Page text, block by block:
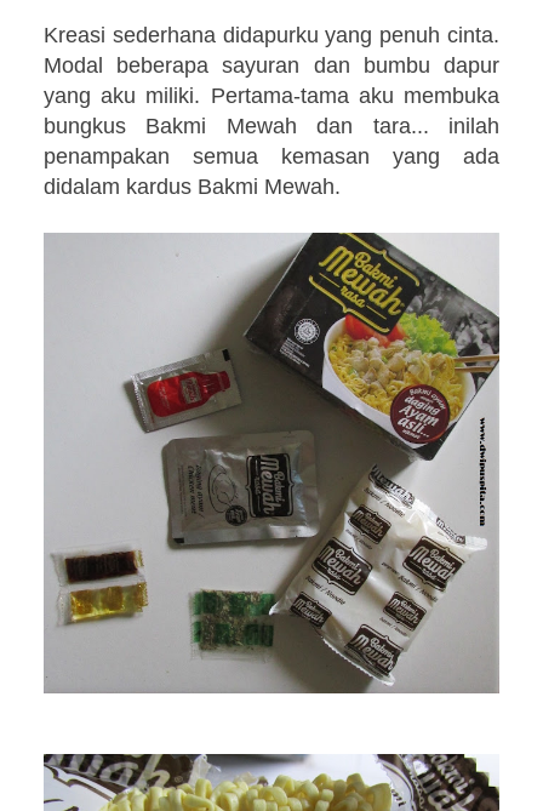
Kreasi sederhana didapurku yang penuh cinta.
Modal beberapa sayuran dan bumbu dapur
yang aku miliki. Pertama-tama aku membuka
bungkus Bakmi Mewah dan tara... inilah
penampakan semua kemasan yang ada
didalam kardus Bakmi Mewah.